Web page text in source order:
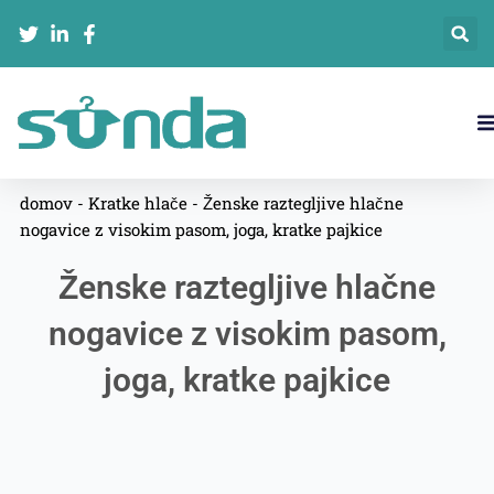
内
domov- Kratke hlače- Ženske raztegljive hlačne
nogavice z visokim pasom, joga, kratke pajkice
Ženske raztegljive hlačne
nogavice z visokim pasom,
joga, kratke pajkice